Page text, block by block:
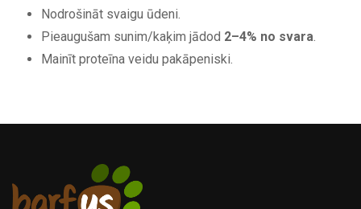
Nodrošināt svaigu ūdeni.
Pieaugušam sunim/kaķim jādod 2–4% no svara
Mainīt proteīna veidu pakāpeniski.